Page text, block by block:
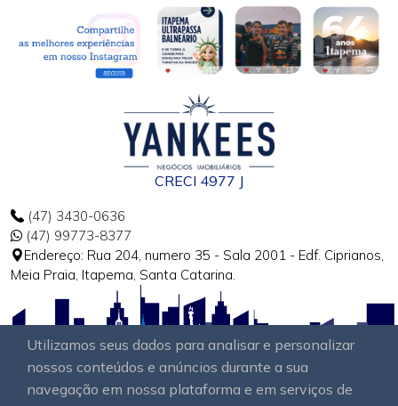
Utilizamos seus dados para analisar e personalizar
nossos conteúdos e anúncios durante a sua
navegação em nossa plataforma e em serviços de
CRECI 4977 J
(47) 3430-0636
(47) 99773-8377
Endereço: Rua 204, numero 35 - Sala 2001 - Edf. Ciprianos,
Meia Praia, Itapema, Santa Catarina.